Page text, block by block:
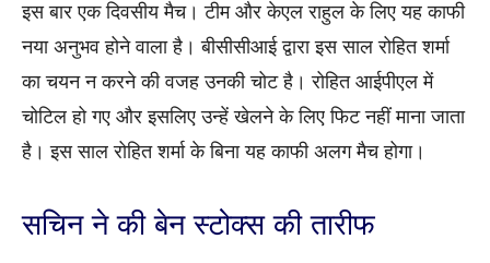
इस बार एक दिवसीय मैच। टीम और केएल राहुल के लिए यह काफी
नया अनुभव होने वाला है। बीसीसीआई द्वारा इस साल रोहित शर्मा
का चयन न करने की वजह उनकी चोट है। रोहित आईपीएल में
चोटिल हो गए और इसलिए उन्हें खेलने के लिए फिट नहीं माना जाता
है। इस साल रोहित शर्मा के बिना यह काफी अलग मैच होगा।
सचिन ने की बेन स्टोक्स की तारीफ